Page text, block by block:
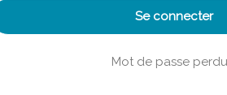
Se connecter
Mot de passe